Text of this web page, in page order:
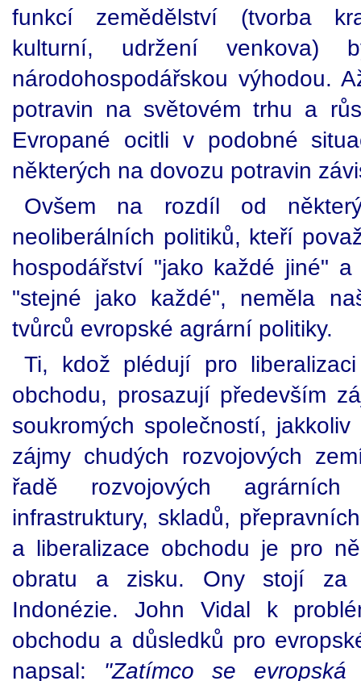
funkcí zemědělství (tvorba
kulturní, udržení venkova)
národohospodářskou výhodou.
potravin na světovém trhu a
Evropané ocitli v podobné
některých na dovozu potravin
Ovšem na rozdíl od
neoliberálních politiků, kteří
hospodářství "jako každé jiné"
"stejné jako každé", neměla
tvůrců evropské agrární politiky.
Ti, kdož plédují pro
obchodu, prosazují především
soukromých společností,
zájmy chudých rozvojových
řadě rozvojových
infrastruktury, skladů,
a liberalizace obchodu je pro
obratu a zisku. Ony stojí za
Indonézie. John Vidal k
obchodu a důsledků pro
napsal: "Zatímco se